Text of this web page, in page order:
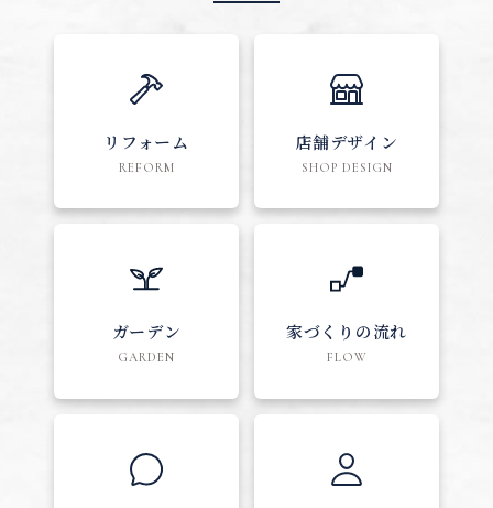
リフォーム
REFORM
店舗デザイン
SHOP DESIGN
ガーデン
GARDEN
家づくりの流れ
FLOW